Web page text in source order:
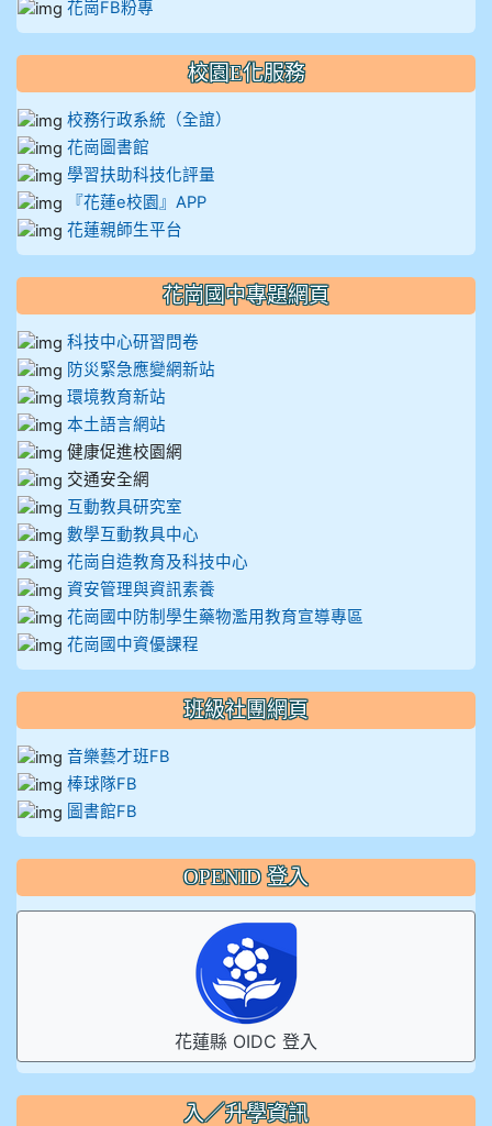
花崗FB粉專
校園E化服務
校務行政系統（全誼）
花崗圖書館
學習扶助科技化評量
『花蓮e校園』APP
花蓮親師生平台
花崗國中專題網頁
科技中心研習問卷
防災緊急應變網新站
環境教育新站
本土語言網站
健康促進校園網
交通安全網
互動教具研究室
數學互動教具中心
花崗自造教育及科技中心
資安管理與資訊素養
花崗國中防制學生藥物濫用教育宣導專區
花崗國中資優課程
班級社團網頁
音樂藝才班FB
棒球隊FB
圖書館FB
OPENID 登入
花蓮縣 OIDC 登入
入／升學資訊